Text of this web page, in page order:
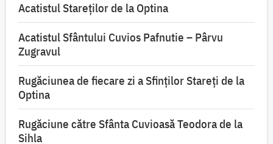
Acatistul Stareţilor de la Optina
Acatistul Sfântului Cuvios Pafnutie – Pârvu
Zugravul
Rugăciunea de fiecare zi a Sfinților Stareți de la
Optina
Rugăciune către Sfânta Cuvioasă Teodora de la
Sihla